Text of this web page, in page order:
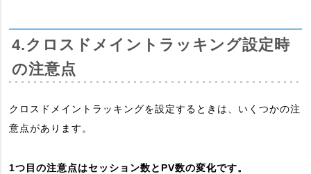
4.クロスドメイントラッキング設定時
の注意点
クロスドメイントラッキングを設定するときは、いくつかの注
意点があります。
1つ目の注意点はセッション数とPV数の変化です。